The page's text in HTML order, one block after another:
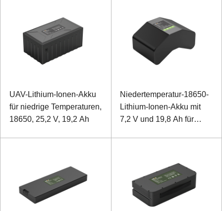
UAV-Lithium-Ionen-Akku
für niedrige Temperaturen,
18650, 25,2 V, 19,2 Ah
Niedertemperatur-18650-
Lithium-Ionen-Akku mit
7,2 V und 19,8 Ah für